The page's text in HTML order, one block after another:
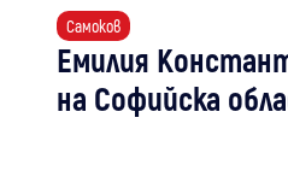
Самоков
Емилия
на Софийска